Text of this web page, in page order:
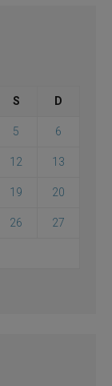
S D
5 6
12 13
19 20
26 27